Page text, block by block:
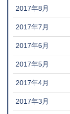
2017年8月
2017年7月
2017年6月
2017年5月
2017年4月
2017年3月